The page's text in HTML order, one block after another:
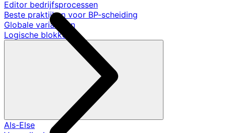
Editor bedrijfsprocessen
Beste praktijken voor BP-scheiding
Globale variabelen
Logische blokken
Als-Else